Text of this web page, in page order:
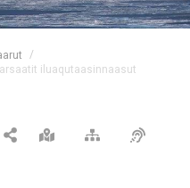
/
iluaqutaasinnaasut